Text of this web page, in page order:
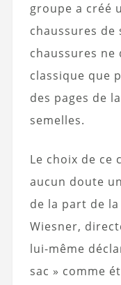
groupe a créé
chaussures de
chaussures
classique que
des pages de
semelles.
Le choix de ce
aucun doute
de la part de
Wiesner,
lui-même
sac » comme